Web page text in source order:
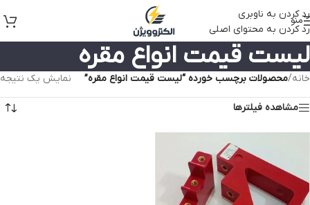
رد کردن به ناوبری
رد کردن به محتوای اصلی
منو
لیست قیمت انواع مقره
خانه/محصولات برچسب خورده “لیست قیمت انواع مقره” نمایش یک نتیجه
مشاهده فیلترها